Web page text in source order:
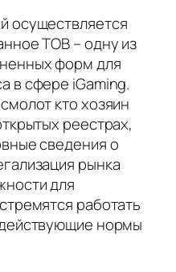
осуществляется
ТОВ – одну из
форм для
в сфере iGaming.
кто хозяин
реестрах,
сведения о
рынка
для
работать
нормы